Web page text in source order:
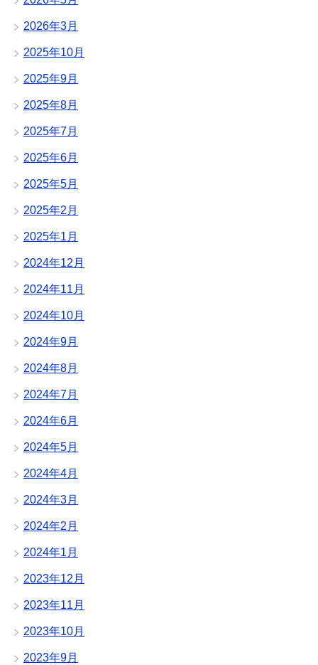
2026年3月
2025年10月
2025年9月
2025年8月
2025年7月
2025年6月
2025年5月
2025年2月
2025年1月
2024年12月
2024年11月
2024年10月
2024年9月
2024年8月
2024年7月
2024年6月
2024年5月
2024年4月
2024年3月
2024年2月
2024年1月
2023年12月
2023年11月
2023年10月
2023年9月